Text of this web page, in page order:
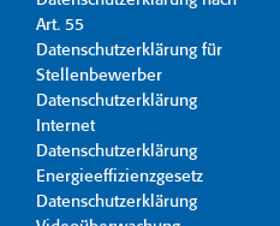
Art. 55
Datenschutzerklärung für
Stellenbewerber
Datenschutzerklärung
Internet
Datenschutzerklärung
Energieeffizienzgesetz
Datenschutzerklärung